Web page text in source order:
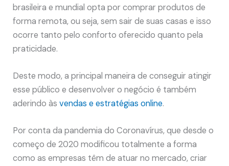
brasileira e mundial opta por comprar produtos de
forma remota, ou seja, sem sair de suas casas e isso
ocorre tanto pelo conforto oferecido quanto pela
praticidade.
Deste modo, a principal maneira de conseguir atingir
esse público e desenvolver o negócio é também
aderindo àsvendas e estratégias online.
Por conta da pandemia do Coronavírus, que desde o
começo de 2020 modificou totalmente a forma
como as empresas têm de atuar no mercado, criar